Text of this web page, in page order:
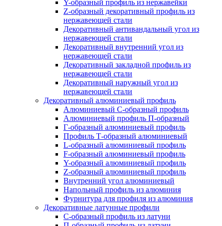
Y-образный профиль из нержавейки
Z-образный декоративный профиль из
нержавеющей стали
Декоративный антивандальный угол из
нержавеющей стали
Декоративный внутренний угол из
нержавеющей стали
Декоративный закладной профиль из
нержавеющей стали
Декоративный наружный угол из
нержавеющей стали
Декоративный алюминиевый профиль
Алюминиевый С-образный профиль
Алюминиевый профиль П-образный
Г-образный алюминиевый профиль
Профиль Т-образный алюминиевый
L-образный алюминиевый профиль
F-образный алюминиевый профиль
Y-образный алюминиевый профиль
Z-образный алюминиевый профиль
Внутренний угол алюминиевый
Напольный профиль из алюминия
Фурнитура для профиля из алюминия
Декоративные латунные профили
C-образный профиль из латуни